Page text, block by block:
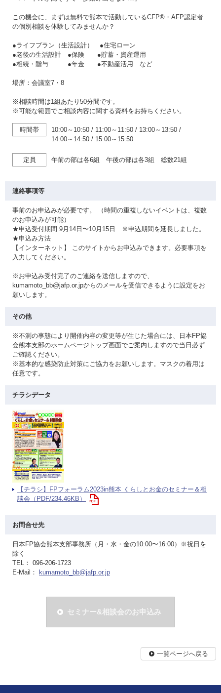
この機会に、まずは無料で熊本で活動しているCFP®・AFP認定者
の個別相談を体験してみませんか？
●ライフプラン（生活設計） ●住宅ローン
●老後の生活設計 ●保険 ●貯蓄・資産運用
●相続・贈与 ●年金 ●不動産活用 など
場所：会議室7・8
※相談時間は1組あたり50分間です。
※可能な範囲でご相談内容に関する資料をお持ちください。
時間帯 10:00～10:50 / 11:00～11:50 / 13:00～13:50 /
14:00～14:50 / 15:00～15:50
定員 午前の部は各6組 午後の部は各3組 総数21組
連絡事項等
事前のお申込みが必要です。 （時間の重複しないイベントは、複数
のお申込みが可能）
★申込受付期間 9月14日〜10月15日 ※申込期間を延長しました。
★申込み方法
【インターネット】 このサイトからお申込みできます。必要事項を
入力してください。
※お申込み受付完了のご連絡を送信しますので、
kumamoto_bb@jafp.or.jpからのメールを受信できるように設定をお
願いします。
その他
※不測の事態により開催内容の変更等が生じた場合には、日本FP協
会熊本支部のホームページトップ画面でご案内しますので当日必ず
ご確認ください。
※基本的な感染防止対策にご協力をお願いします。マスクの着用は
任意です。
チラシデータ
【チラシ】FPフォーラム2023in熊本 くらしとお金のセミナー＆相
談会（PDF/234.46KB）
お問合せ先
日本FP協会熊本支部事務所（月・水・金の10:00〜16:00）※祝日を
除く
TEL： 096-206-1723
E-Mail：
kumamoto_bb@jafp.or.jp
セミナー&相談会のお申込み
一覧ページへ戻る